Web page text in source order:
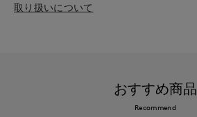
取り扱いについて
おすすめ商品
Recommend